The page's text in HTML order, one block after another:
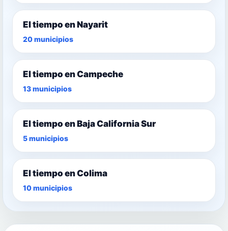
El tiempo en Nayarit
20 municipios
El tiempo en Campeche
13 municipios
El tiempo en Baja California Sur
5 municipios
El tiempo en Colima
10 municipios